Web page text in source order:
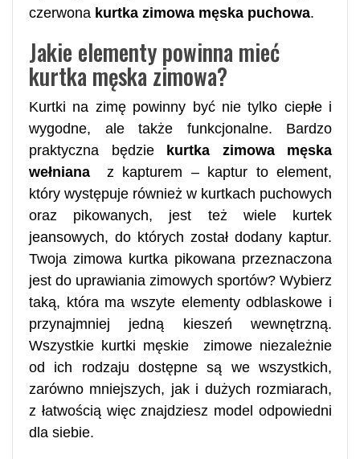
czerwona kurtka zimowa męska puchowa.
Jakie elementy powinna mieć
kurtka męska zimowa?
Kurtki na zimę powinny być nie tylko ciepłe i
wygodne, ale także funkcjonalne. Bardzo
praktyczna będzie kurtka zimowa męska
wełniana z kapturem – kaptur to element,
który występuje również w kurtkach puchowych
oraz pikowanych, jest też wiele kurtek
jeansowych, do których został dodany kaptur.
Twoja zimowa kurtka pikowana przeznaczona
jest do uprawiania zimowych sportów? Wybierz
taką, która ma wszyte elementy odblaskowe i
przynajmniej jedną kieszeń wewnętrzną.
Wszystkie kurtki męskie zimowe niezależnie
od ich rodzaju dostępne są we wszystkich,
zarówno mniejszych, jak i dużych rozmiarach,
z łatwością więc znajdziesz model odpowiedni
dla siebie.